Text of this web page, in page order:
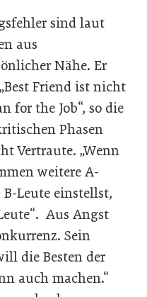
sind laut
aus
Nähe. Er
Friend ist nicht
for the Job“, so die
Phasen
Vertraute. „Wenn
weitere A-
Leute einstellst,
Aus Angst
Sein
die Besten der
auch machen.“